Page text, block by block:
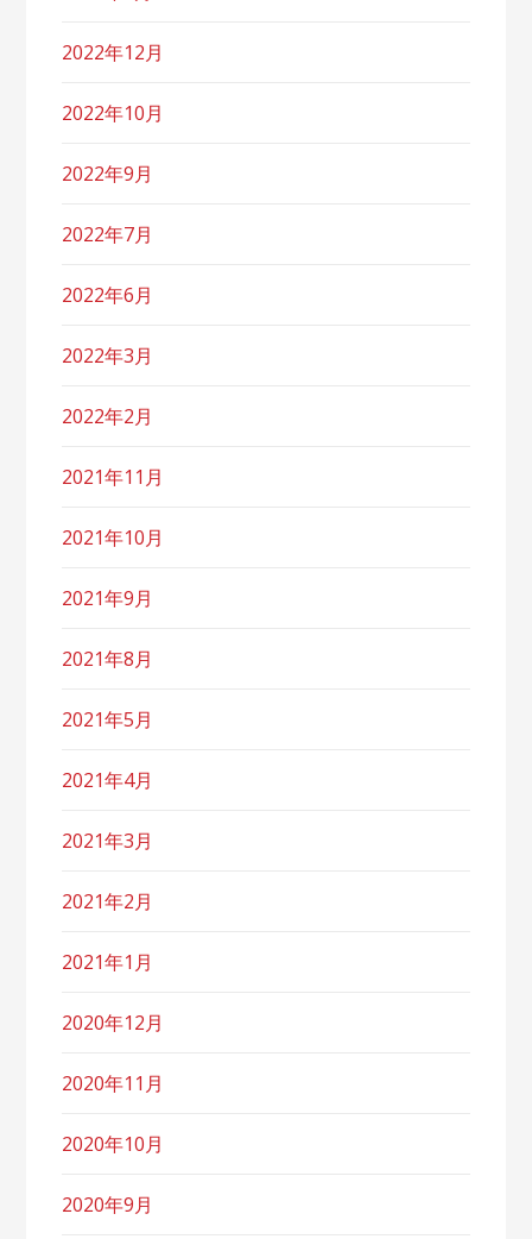
2022年12月
2022年10月
2022年9月
2022年7月
2022年6月
2022年3月
2022年2月
2021年11月
2021年10月
2021年9月
2021年8月
2021年5月
2021年4月
2021年3月
2021年2月
2021年1月
2020年12月
2020年11月
2020年10月
2020年9月